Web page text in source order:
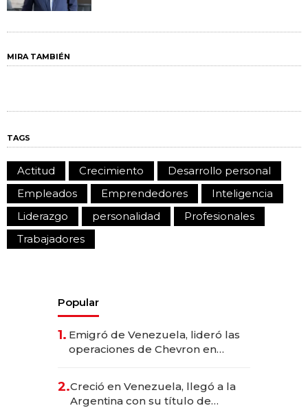
MIRA TAMBIÉN
TAGS
Actitud Crecimiento
Desarrollo personal
Empleados
Emprendedores
Inteligencia
Liderazgo
personalidad
Profesionales
Trabajadores
Popular
1. Emigró de Venezuela, lideró las
operaciones de Chevron en
2.Creció en Venezuela, llegó a la
Argentina con su título de